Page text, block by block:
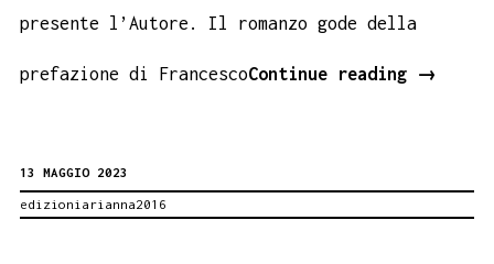
presente l’Autore. Il romanzo gode della
prefazione di FrancescoContinue reading →
13 MAGGIO 2023
edizioniarianna2016